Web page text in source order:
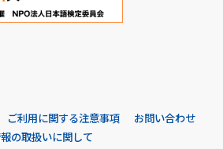
ご利用に関する注意事項
お問い合わせ
の取扱いに関して